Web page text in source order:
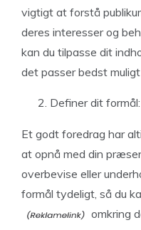
vigtigt at forstå
deres interesser og
kan du tilpasse dit
det passer bedst
Definer dit formål:
Et godt foredrag har
at opnå med din
overbevise eller
formål tydeligt, så du
omkring